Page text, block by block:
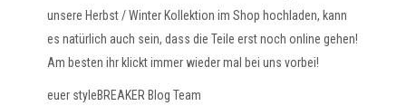
unsere Herbst / Winter Kollektion im Shop hochladen, kann
es natürlich auch sein, dass die Teile erst noch online gehen!
Am besten ihr klickt immer wieder mal bei uns vorbei!
euer styleBREAKER Blog Team